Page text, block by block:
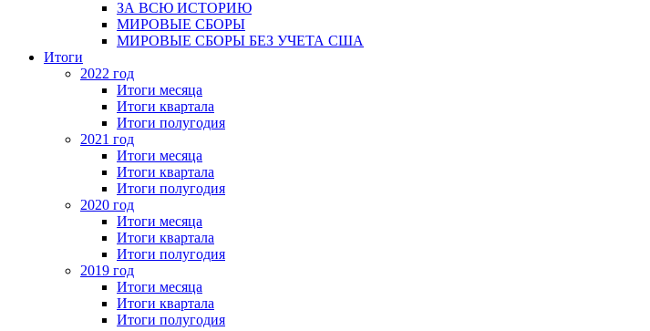
ЗА ВСЮ ИСТОРИЮ
МИРОВЫЕ СБОРЫ
МИРОВЫЕ СБОРЫ БЕЗ УЧЕТА США
Итоги
2022 год
Итоги месяца
Итоги квартала
Итоги полугодия
2021 год
Итоги месяца
Итоги квартала
Итоги полугодия
2020 год
Итоги месяца
Итоги квартала
Итоги полугодия
2019 год
Итоги месяца
Итоги квартала
Итоги полугодия